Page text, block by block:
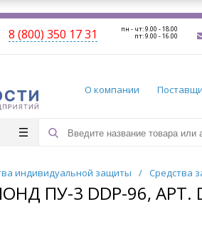
8 (800) 350 17 31 пн - чт: 9.00 - 18.00
пт: 9.00 - 16.00
О компании
индивидуальной защиты / Средства
ПУ-3 DDP-96, АРТ.